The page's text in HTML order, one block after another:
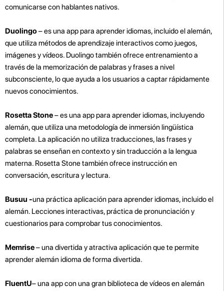
comunicarse con hablantes nativos.
Duolingo– es una app para aprender idiomas, incluido el alemán,
que utiliza métodos de aprendizaje interactivos como juegos,
imágenes y vídeos. Duolingo también ofrece entrenamiento a
través de la memorización de palabras y frases a nivel
subconsciente, lo que ayuda a los usuarios a captar rápidamente
nuevos conocimientos.
Rosetta Stone– es una app para aprender idiomas, incluyendo
alemán, que utiliza una metodología de inmersión lingüística
completa. La aplicación no utiliza traducciones, las frases y
palabras se enseñan en contexto y sin traducción a la lengua
materna. Rosetta Stone también ofrece instrucción en
conversación, escritura y lectura.
Busuu -una práctica aplicación para aprender idiomas, incluido el
alemán. Lecciones interactivas, práctica de pronunciación y
cuestionarios para comprobar tus conocimientos.
Memrise– una divertida y atractiva aplicación que te permite
aprender alemán idioma de forma divertida.
FluentU– una app con una gran biblioteca de vídeos en alemán